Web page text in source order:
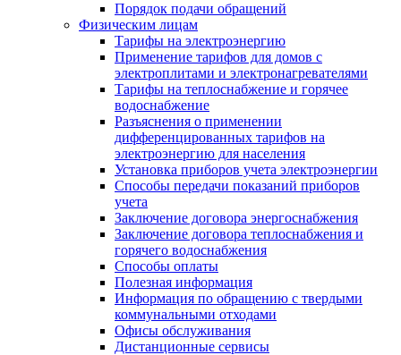
Порядок подачи обращений
Физическим лицам
Тарифы на электроэнергию
Применение тарифов для домов с
электроплитами и электронагревателями
Тарифы на теплоснабжение и горячее
водоснабжение
Разъяснения о применении
дифференцированных тарифов на
электроэнергию для населения
Установка приборов учета электроэнергии
Способы передачи показаний приборов
учета
Заключение договора энергоснабжения
Заключение договора теплоснабжения и
горячего водоснабжения
Способы оплаты
Полезная информация
Информация по обращению с твердыми
коммунальными отходами
Офисы обслуживания
Дистанционные сервисы